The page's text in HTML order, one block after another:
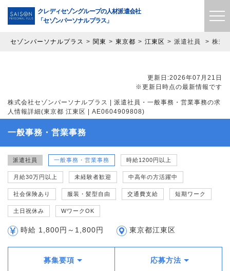
クレディセゾングループの人材派遣会社
「セゾンパーソナルプラス」
セゾンパーソナルプラス 関東 東京都 江東区 派遣社員 株式
更新日:2026年07月21日
※更新日時点の最新情報です
株式会社セゾンパーソナルプラス | 派遣社員・一般事務・営業事務の求
人情報詳細(東京都 江東区 | AE0604909808)
一般事務・営業事務
派遣社員 一般事務・営業事務 時給1200円以上
月給30万円以上 未経験者歓迎 中高年の方活躍中
社会保険あり 服装・髪型自由 交通費支給 短期ワーク
土日祝休み WワークOK
時給 1,800円～1,800円 東京都江東区
募集要項 応募方法